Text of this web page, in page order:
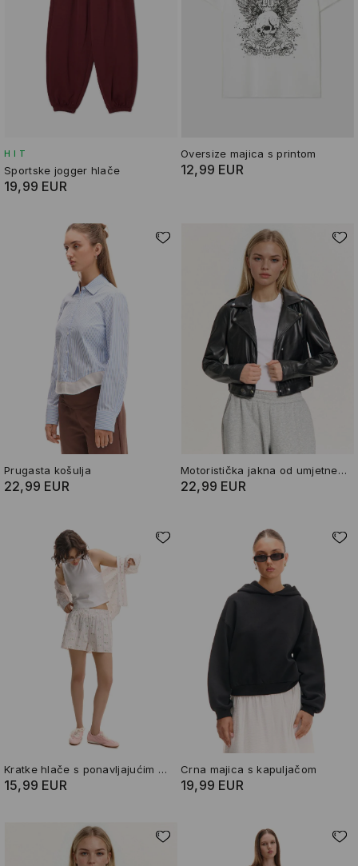
HIT
Sportske jogger hlače
19,99 EUR
Oversize majica s printom
12,99 EUR
Prugasta košulja
22,99 EUR
Motoristička jakna od umjetne kože
22,99 EUR
Kratke hlače s ponavljajućim uzorkom
15,99 EUR
Crna majica s kapuljačom
19,99 EUR